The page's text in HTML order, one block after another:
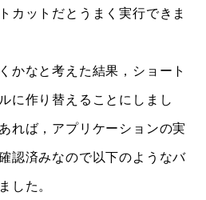
カットだとうまく実行できま
かなと考えた結果，ショート
に作り替えることにしまし
れば，アプリケーションの実
認済みなので以下のようなバ
した。